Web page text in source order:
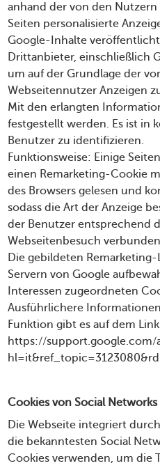
anhand der von den
Seiten personalisierte
Google-Inhalte
Drittanbieter, einschließlich
um auf der Grundlage der
Webseitennutzer Anzeigen
Mit den erlangten
festgestellt werden. Es ist in
Benutzer zu identifizieren.
Funktionsweise: Einige
einen Remarketing-Cookie
des Browsers gelesen und
sodass die Art der Anzeige
der Benutzer entsprechend
Webseitenbesuch
Die gebildeten
Servern von Google
Interessen zugeordneten
Ausführlichere
Funktion gibt es auf dem
https://support.google.com/
Cookies von Social
Die Webseite integriert
die bekanntesten Social
Cookies verwenden, um die